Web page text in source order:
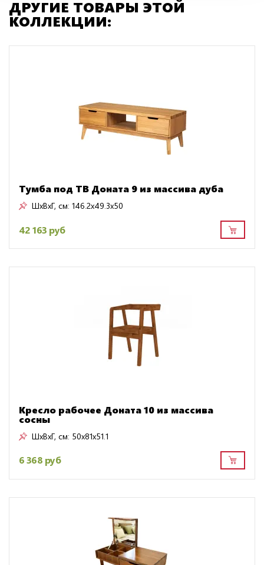
ДРУГИЕ ТОВАРЫ ЭТОЙ
КОЛЛЕКЦИИ:
Тумба под ТВ Доната 9 из массива дуба
ШxВxГ, см: 146.2x49.3x50
42 163 руб
Кресло рабочее Доната 10 из массива
сосны
ШxВxГ, см: 50x81x51.1
6 368 руб